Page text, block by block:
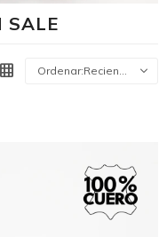
SALE
Recientes